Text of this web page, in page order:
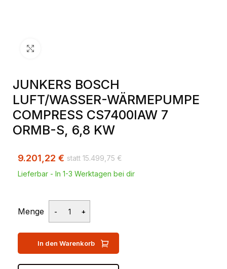
JUNKERS BOSCH
LUFT/WASSER-WÄRMEPUMPE
COMPRESS CS7400IAW 7
ORMB-S, 6,8 KW
15.499,75 €
9.201,22 €
Lieferbar - In 1-3 Werktagen bei dir
Menge
In den Warenkorb